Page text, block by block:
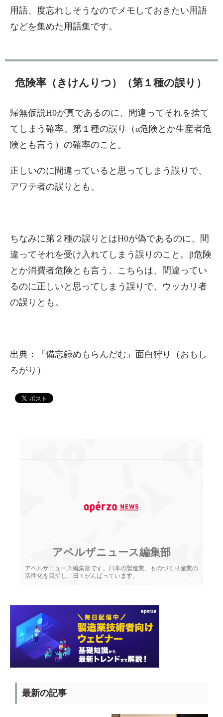
用語、度忘れしそうなのでメモしておきたい用語
などを集めた用語集です。
危険率（きけんりつ）（第１種の誤り）
帰無仮説H0が真であるのに、間違ってそれを捨て
てしまう確率。第１種の誤り（α危険とか生産者危
険とも言う）の確率のこと。
正しいのに間違っていると思ってしまう誤りで、
アワテ者の誤りとも。
ちなみに第２種の誤りとはH0が偽であるのに、間
違ってそれを受け入れてしまう誤りのこと。β危険
とか消費者危険とも言う。こちらは、間違ってい
るのに正しいと思ってしまう誤りで、ウッカリ者
の誤りとも。
出典：『備忘録めもらんだむ』面白狩り（おもし
ろがり）
アペルザニュース編集部
アペルザニュース編集部です。日本の製造業、ものづくり産業の
活性化を目指し、日々がんばっています。
最新の記事